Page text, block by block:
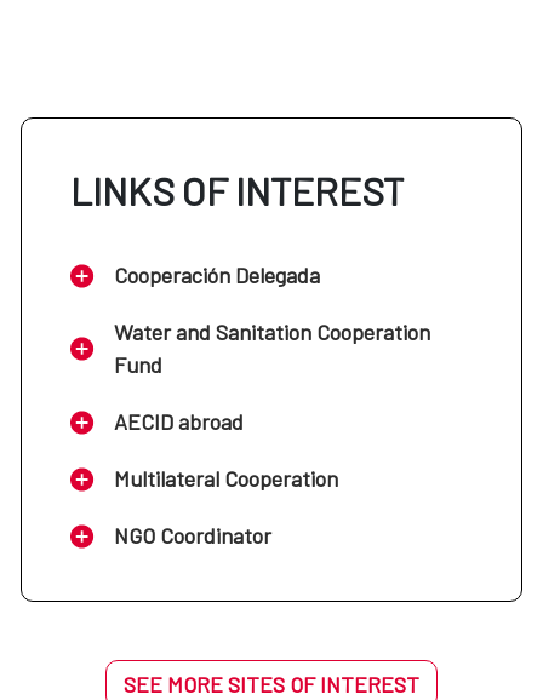
LINKS OF INTEREST
Cooperación Delegada
Water and Sanitation Cooperation
Fund
AECID abroad
Multilateral Cooperation
NGO Coordinator
SEE MORE SITES OF INTEREST